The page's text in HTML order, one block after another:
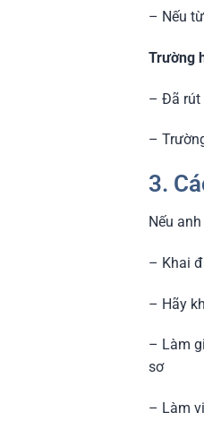
– Nếu
Trường
– Đã rút
–
3.
Nếu
– Khai
– Hãy
– Làm
sơ
– Làm